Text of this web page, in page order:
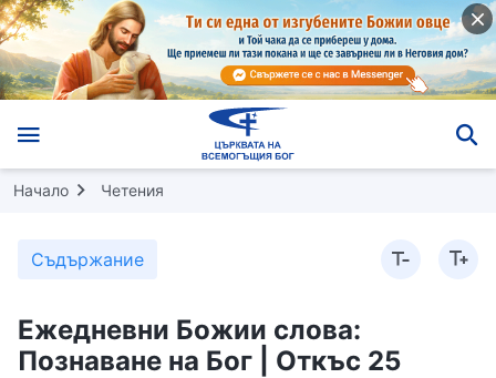
Начало Четения
Съдържание
Ежедневни Божии слова:
Познаване на Бог | Откъс 25